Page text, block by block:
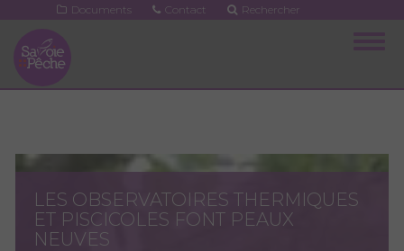
contenu
principal
Documents Contact Rechercher
LES OBSERVATOIRES THERMIQUES
ET PISCICOLES FONT PEAUX
NEUVES